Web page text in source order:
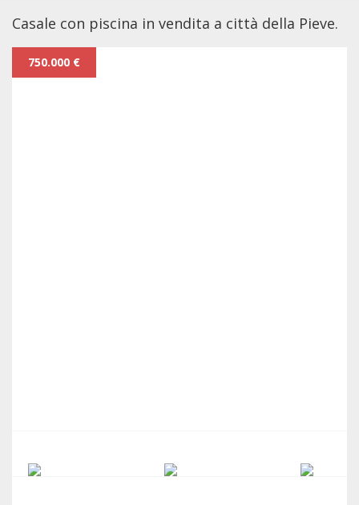
Casale con piscina in vendita a città della Pieve.
750.000 €